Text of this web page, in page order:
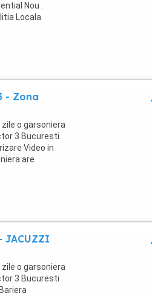
Nou .
Locala
- Zona
o garsoniera
3 Bucuresti .
Video in
are
JACUZZI
o garsoniera
3 Bucuresti .